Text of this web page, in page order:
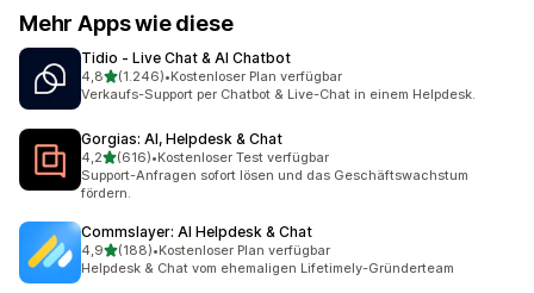
Mehr Apps wie diese
Tidio ‑ Live Chat & AI Chatbot
4,8von 5 Sternen
(1.246)
1246 Rezensionen insgesamt
•Kostenloser Plan verfügbar
Verkaufs-Support per Chatbot & Live-Chat in einem Helpdesk.
Gorgias: AI, Helpdesk & Chat
4,2von 5 Sternen
(616)
616 Rezensionen insgesamt
•Kostenloser Test verfügbar
Support-Anfragen sofort lösen und das Geschäftswachstum
fördern.
Commslayer: AI Helpdesk & Chat
4,9von 5 Sternen
(188)
188 Rezensionen insgesamt
•Kostenloser Plan verfügbar
Helpdesk & Chat vom ehemaligen Lifetimely-Gründerteam